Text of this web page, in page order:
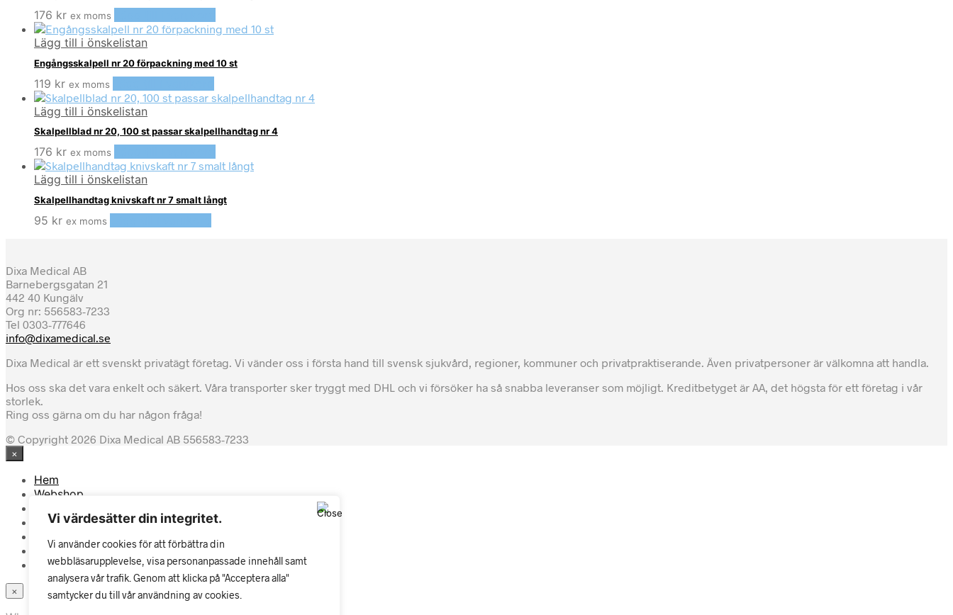
Vi värdesätter din integritet.
Vi använder cookies för att förbättra din
webbläsarupplevelse, visa personanpassade innehåll samt
analysera vår trafik. Genom att klicka på "Acceptera alla"
samtycker du till vår användning av cookies.
176 kr ex moms
Lägg till i önskelistan
Engångsskalpell nr 20 förpackning med 10 st
119 kr ex moms
Lägg till i önskelistan
Skalpellblad nr 20, 100 st passar skalpellhandtag nr 4
176 kr ex moms
Lägg till i önskelistan
Skalpellhandtag knivskaft nr 7 smalt långt
95 kr ex moms
Dixa Medical AB
Barnebergsgatan 21
442 40 Kungälv
Org nr: 556583-7233
Tel 0303-777646
info@dixamedical.se
Dixa Medical är ett svenskt privatägt företag. Vi vänder oss i första hand till svensk sjukvård, regioner, kommuner och privatpraktiserande. Även privatpersoner är välkomna att handla.
Hos oss ska det vara enkelt och säkert. Våra transporter sker tryggt med DHL och vi försöker ha så snabba leveranser som möjligt. Kreditbetyget är AA, det högsta för ett företag i vår
storlek.
Ring oss gärna om du har någon fråga!
© Copyright 2026 Dixa Medical AB 556583-7233
×
Hem
Webshop
Om
Mitt konto
×